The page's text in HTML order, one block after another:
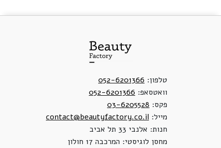
טלפון: 052-6201366
וואטסאפ: 052-6201366
פקס: 03-6205528
מייל: contact@beautyfactory.co.il
חנות: אלנבי 33 תל אביב
מחסן לוגיסטי: המרכבה 17 חולון